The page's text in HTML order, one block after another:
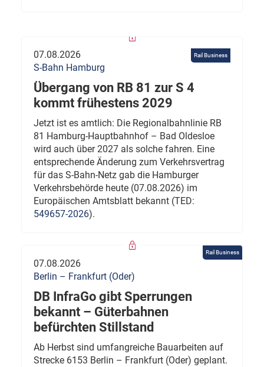
Rail Business
07.08.2026
S-Bahn Hamburg
Übergang von RB 81 zur S 4
kommt frühestens 2029
Jetzt ist es amtlich: Die Regionalbahnlinie RB
81 Hamburg-Hauptbahnhof – Bad Oldesloe
wird auch über 2027 als solche fahren. Eine
entsprechende Änderung zum Verkehrsvertrag
für das S-Bahn-Netz gab die Hamburger
Verkehrsbehörde heute (07.08.2026) im
Europäischen Amtsblatt bekannt (TED:
549657-2026).
Rail Business
07.08.2026
Berlin – Frankfurt (Oder)
DB InfraGo gibt Sperrungen
bekannt – Güterbahnen
befürchten Stillstand
Ab Herbst sind umfangreiche Bauarbeiten auf
Strecke 6153 Berlin – Frankfurt (Oder) geplant.